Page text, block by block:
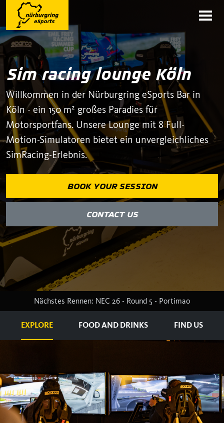
Sim racing lounge Köln
Willkommen in der Nürburgring eSports Bar in
Köln - ein 150 m² großes Paradies für
Motorsportfans. Unsere Lounge mit 8 Full-
Motion-Simulatoren bietet ein unvergleichliches
SimRacing-Erlebnis.
BOOK YOUR SESSION
CONTACT US
Nächstes Rennen: NEC 26 - Round 5 - Portimao
EXPLORE FOOD AND DRINKS FIND US